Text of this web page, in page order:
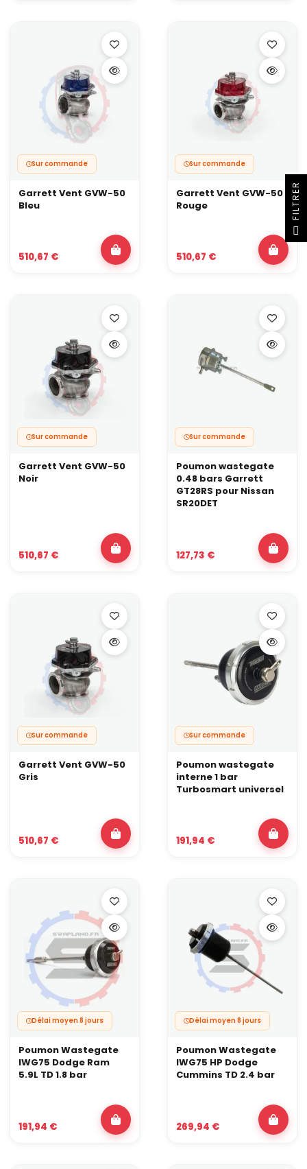
Sur commande
Garrett Vent GVW-50
Bleu
510,67 €
Sur commande
Garrett Vent GVW-50
Rouge
510,67 €
Sur commande
Garrett Vent GVW-50
Noir
510,67 €
Sur commande
Poumon wastegate
0.48 bars Garrett
GT28RS pour Nissan
SR20DET
127,73 €
Sur commande
Garrett Vent GVW-50
Gris
510,67 €
Sur commande
Poumon wastegate
interne 1 bar
Turbosmart universel
191,94 €
Délai moyen 8 jours
Poumon Wastegate
IWG75 Dodge Ram
5.9L TD 1.8 bar
191,94 €
Délai moyen 8 jours
Poumon Wastegate
IWG75 HP Dodge
Cummins TD 2.4 bar
269,94 €
R